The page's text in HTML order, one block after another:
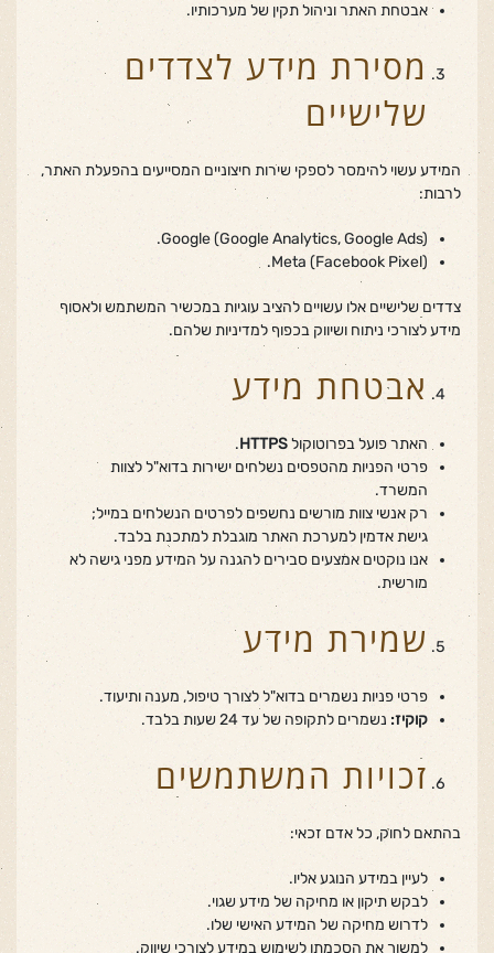
אבטחת האתר וניהול תקין של מערכותיו.
מסירת מידע לצדדים
שלישיים
המידע עשוי להימסר לספקי שירות חיצוניים המסייעים בהפעלת האתר,
לרבות:
Google (Google Analytics, Google Ads).
Meta (Facebook Pixel).
צדדים שלישיים אלו עשויים להציב עוגיות במכשיר המשתמש ולאסוף
מידע לצורכי ניתוח ושיווק בכפוף למדיניות שלהם.
אבטחת מידע
האתר פועל בפרוטוקולHTTPS
.
פרטי הפניות מהטפסים נשלחים ישירות בדוא"ל לצוות
המשרד.
רק אנשי צוות מורשים נחשפים לפרטים הנשלחים במייל;
גישת אדמין למערכת האתר מוגבלת למתכנת בלבד.
אנו נוקטים אמצעים סבירים להגנה על המידע מפני גישה לא
מורשית.
שמירת מידע
פרטי פניות נשמרים בדוא"ל לצורך טיפול, מענה ותיעוד.
קוקיז: נשמרים לתקופה של עד 24 שעות בלבד.
זכויות המשתמשים
בהתאם לחוק, כל אדם זכאי:
לעיין במידע הנוגע אליו.
לבקש תיקון או מחיקה של מידע שגוי.
לדרוש מחיקה של המידע האישי שלו.
למשוך את הסכמתו לשימוש במידע לצורכי שיווק.